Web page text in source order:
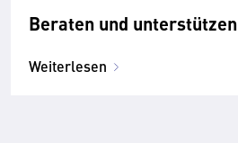
Beraten und unterstützen
Weiterlesen